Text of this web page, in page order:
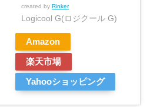
created by Rinker
Logicool G(ロジクール G)
Amazon
楽天市場
Yahooショッピング